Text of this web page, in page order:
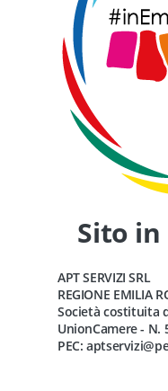
Sito
APT SERVIZI SRL
REGIONE EMILIA
Società costituita
UnionCamere - N.
PEC: